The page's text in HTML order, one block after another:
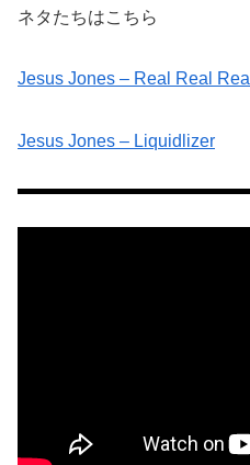
ネタたちはこちら
Jesus Jones – Real Real Real
Jesus Jones – Liquidlizer